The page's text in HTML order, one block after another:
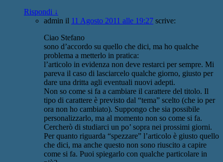
Rispondi ↓
admin il 11 Agosto 2011 alle 19:27 scrive:
Ciao Stefano
sono d’accordo su quello che dici, ma ho qualche
problema a metterlo in pratica:
l’articolo in evidenza non deve restarci per sempre. Mi
pareva il caso di lasciarcelo qualche giorno, giusto per
dare una dritta agli eventuali nuovi adepti.
Non so come si fa a cambiare il carattere del titolo. Il
tipo di carattere è previsto dal “tema” scelto (che io per
ora non ho cambiato). Suppongo che sia possibile
personalizzarlo, ma al momento non so come si fa.
Cercherò di studiarci un po’ sopra nei prossimi giorni.
Per quanto riguarda “spezzare” l’articolo è giusto quello
che dici, ma anche questo non sono riuscito a capire
come si fa. Puoi spiegarlo con qualche particolare in